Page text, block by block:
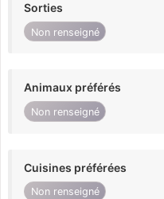
Sorties
Non renseigné
Animaux préférés
Non renseigné
Cuisines préférées
Non renseigné